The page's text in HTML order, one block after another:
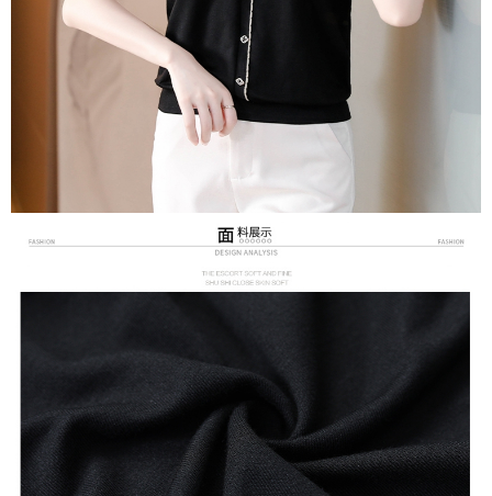
５．嚴禁一人註冊多個帳號或使用他人資訊註冊。若發現惡意使用之情形，
恩沛科技股份有限公司將有權停止該用戶之使用額度並採取法律行動。
每筆NT$90，滿NT$699(含以上)免運費